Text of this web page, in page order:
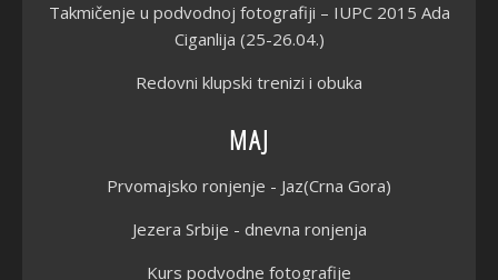
Takmičenje u podvodnoj fotografiji – IUPC 2015 Ada
Ciganlija (25-26.04.)
Redovni klupski trenizi i obuka
MAJ
Prvomajsko ronjenje - Jaz(Crna Gora)
Jezera Srbije - dnevna ronjenja
Kurs podvodne fotografije